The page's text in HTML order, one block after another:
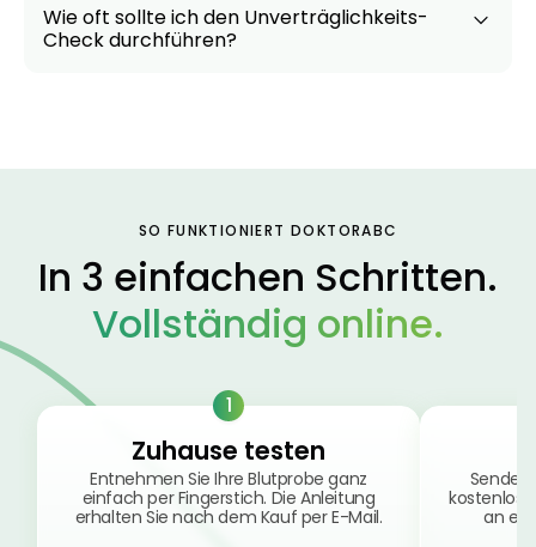
OHROPAX® Classic
Alkoholtupfer,
ARZNEIMITTEL & GESUNDHEIT
Lefax® extra
Kautabletten
7,69 € 8,09 € -5%
Hämorrhoidensalbe:
Bei Hämorrhoiden
& Juckreiz
12,95 €
Nach Marke kaufen
Wie oft sollte ich den Unverträglichkeits-
Check durchführen?
SO FUNKTIONIERT DOKTORABC
In 3 einfachen Schritten.
Vollständig online.
1
Zuhause testen
Entnehmen Sie Ihre Blutprobe ganz
einfach per Fingerstich. Die Anleitung
erhalten Sie nach dem Kauf per E-Mail.
Senden
kostenlos
an